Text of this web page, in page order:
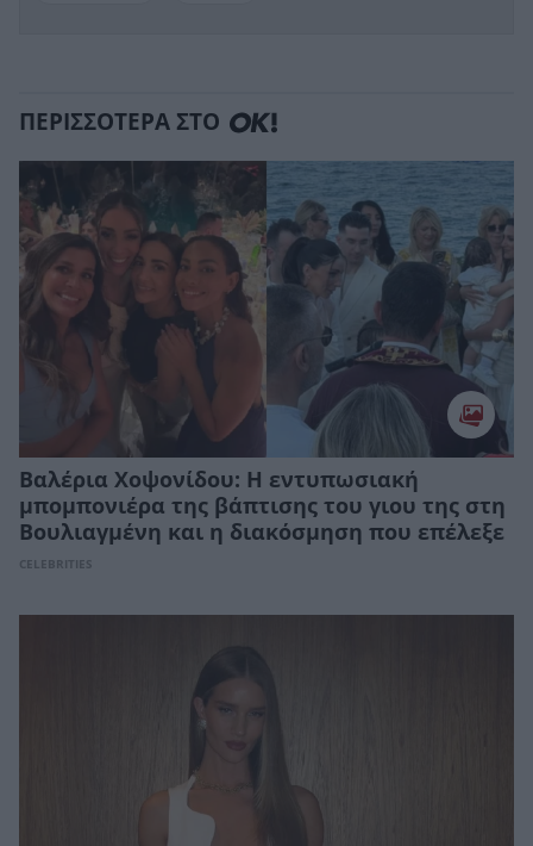
ΠΕΡΙΣΣΟΤΕΡΑ ΣΤΟ
Βαλέρια Χοψονίδου: Η εντυπωσιακή
μπομπονιέρα της βάπτισης του γιου της στη
Βουλιαγμένη και η διακόσμηση που επέλεξε
CELEBRITIES